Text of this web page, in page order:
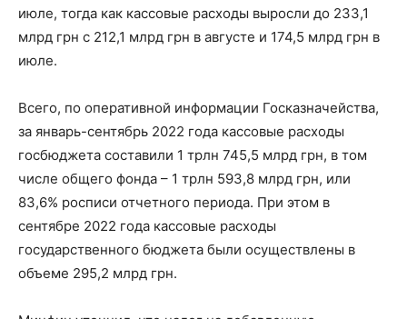
июле, тогда как кассовые расходы выросли до 233,1
млрд грн с 212,1 млрд грн в августе и 174,5 млрд грн в
июле.
Всего, по оперативной информации Госказначейства,
за январь-сентябрь 2022 года кассовые расходы
госбюджета составили 1 трлн 745,5 млрд грн, в том
числе общего фонда – 1 трлн 593,8 млрд грн, или
83,6% росписи отчетного периода. При этом в
сентябре 2022 года кассовые расходы
государственного бюджета были осуществлены в
объеме 295,2 млрд грн.